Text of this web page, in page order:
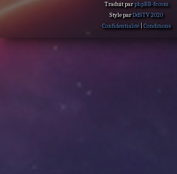
Traduit parphpBB-fr.com
Style parDdSTV 2020
Confidentialité| Conditions